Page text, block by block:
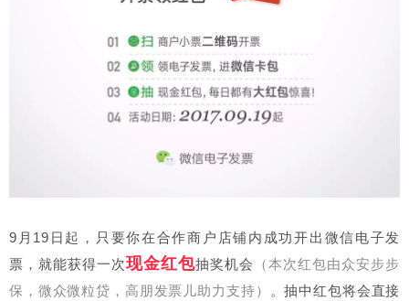
9月19日起，只要你在合作商户店铺内成功开出微信电子发
票，就能获得一次现金红包抽奖机会
（本次红包由众安步步
保，微众微粒贷，高朋发票儿助力支持）
。抽中红包将会直接